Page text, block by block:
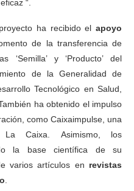
“.
ha recibido el apoyo
de la transferencia de
‘Semilla’ y ‘Producto’ del
de la Generalidad de
Tecnológico en Salud,
ha obtenido el impulso
como Caixaimpulse, una
Caixa. Asimismo, los
la base científica de su
varios artículos en revistas